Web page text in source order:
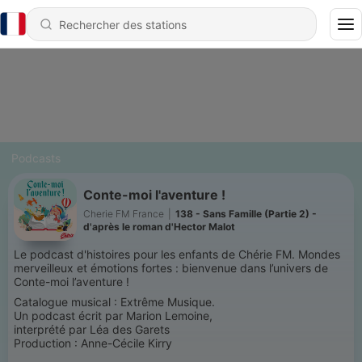
Podcasts
Conte-moi l'aventure !
Cherie FM France
138 - Sans Famille (Partie 2) -
d'après le roman d'Hector Malot
Le podcast d'histoires pour les enfants de Chérie FM. Mondes
merveilleux et émotions fortes : bienvenue dans l’univers de
Conte-moi l’aventure !
Catalogue musical : Extrême Musique.
Un podcast écrit par Marion Lemoine,
interprété par Léa des Garets
Production : Anne-Cécile Kirry